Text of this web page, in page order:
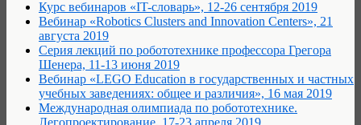
Курс вебинаров «IT-словарь», 12-26 сентября 2019
Вебинар «Robotics Clusters and Innovation Centers», 21
августа 2019
Серия лекций по робототехнике профессора Грегора
Шенера, 11-13 июня 2019
Вебинар «LEGO Education в государственных и частных
учебных заведениях: общее и различия», 16 мая 2019
Международная олимпиада по робототехнике.